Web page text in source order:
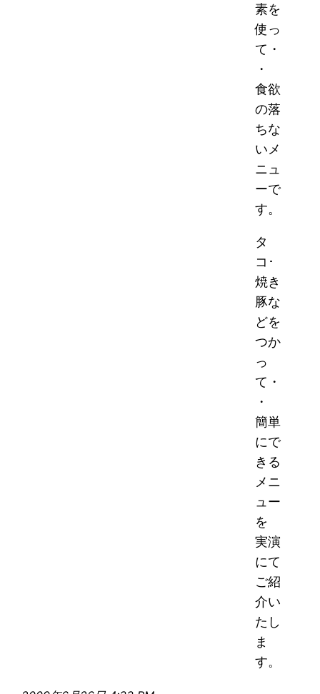
素を
使っ
て・
・
食欲
の落
ちな
いメ
ニュ
ーで
す。
タ
コ･
焼き
豚な
どを
つか
っ
て・
・
簡単
にで
きる
メニ
ュー
を
実演
にて
ご紹
介い
たし
ま
す。